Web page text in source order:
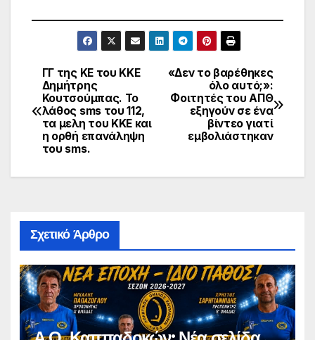
Πλοήγηση
άρθρων
«Δεν το βαρέθηκες
όλο αυτό;»:
Φοιτητές του ΑΠΘ
εξηγούν σε ένα
βίντεο γιατί
εμβολιάστηκαν
ΓΓ της ΚΕ του ΚΚΕ
Δημήτρης
Κουτσούμπας. Το
λάθος sms του 112,
τα μελη του ΚΚΕ και
η ορθή επανάληψη
του sms.
Σχετικό Άρθρο